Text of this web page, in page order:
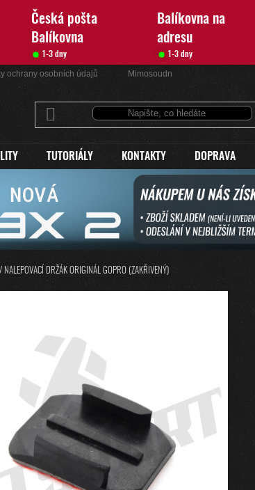
Česká pošta
Balíkovna
Balíkovna na
adresu
1-3 dny 1-3 dny
ochrany osobních údajů Mimosoudní řešení sporů
TUTORIÁLY KONTAKTY DOPRAVA
/ NALEPOVACÍ DRŽÁK ORIGINÁL GOPRO (ZAKŘIVENÝ)